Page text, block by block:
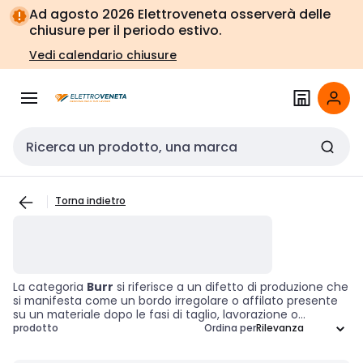
Vai alla
navigazione
Vai
alla
pagina
Ad agosto 2026 Elettroveneta osserverà delle
chiusure per il periodo estivo.
Vedi calendario chiusure
Cerca input
Torna indietro
La categoria Burr si riferisce a un difetto di produzione che
si manifesta come un bordo irregolare o affilato presente
su un materiale dopo le fasi di taglio, lavorazione o
modellatura. La presenza di burrs non solo compromette
prodotto Ordina per